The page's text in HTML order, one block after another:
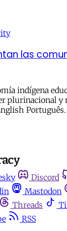
las
indígena
plurinacional
Português.
Discord
Mastodon
Threads
RSS